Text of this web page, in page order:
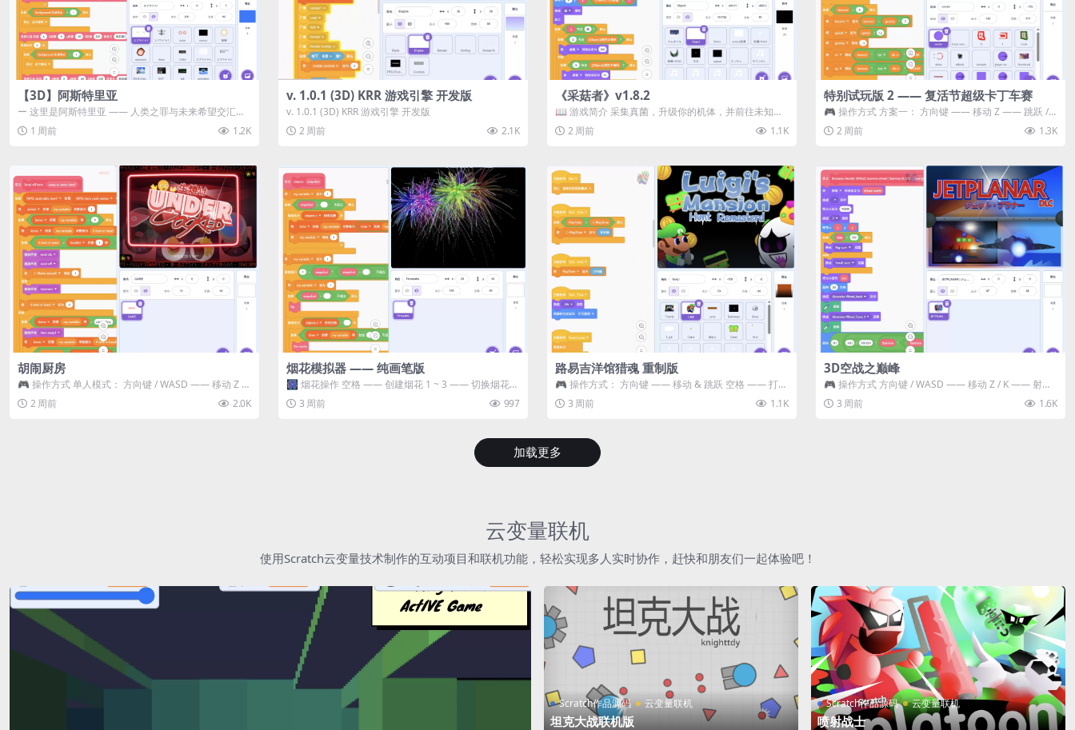
【3D】阿斯特里亚
ー 这里是阿斯特里亚 —— 人类之罪与未来希望交汇之
地 📖 游戏简介 《阿斯特里...
1 周前 1.2K
v. 1.0.1 (3D) KRR 游戏引擎 开发版
v. 1.0.1 (3D) KRR 游戏引擎 开发版
2 周前
2.1K
《采菇者》v1.8.2
📖 游戏简介 采集真菌，升级你的机体，并前往未知领
域探索。 这是一款静谧的探索冒...
2 周前 1.1K
特别试玩版 2 —— 复活节超级卡丁车赛
🎮 操作方式 方案一： 方向键 —— 移动 Z —— 跳跃 /
漂移 方案二： ...
2 周前 1.3K
胡闹厨房
🎮 操作方式 单人模式： 方向键 / WASD —— 移动 Z /
K —— 抓...
2 周前 2.0K
烟花模拟器 —— 纯画笔版
🎆 烟花操作 空格 —— 创建烟花 1 ~ 3 —— 切换烟花类
型 普通烟花 嘶...
3 周前 997
路易吉洋馆猎魂 重制版
🎮 操作方式： 方向键 —— 移动 & 跳跃 空格 —— 打开
宝箱 将你...
3 周前 1.1K
3D空战之巅峰
🎮 操作方式 方向键 / WASD —— 移动 Z / K —— 射击 /
攻击...
3 周前 1.6K
加载更多
云变量联机
使用Scratch云变量技术制作的互动项目和联机功能，轻松实现多人实时协作，赶快和朋友们一起体验吧！
Scratch作品源码 云变量联机
坦克大战联机版
Scratch作品源码 云变量联机
喷射战士